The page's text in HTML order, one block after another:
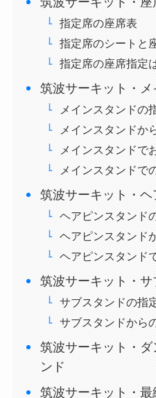
指定席の座席表
指定席のシートと
指定席の座席指定
筑波サーキット・メ
メインスタンドの
メインスタンドか
メインスタンドで
メインスタンドで
筑波サーキット・
ヘアピンスタンド
ヘアピンスタンド
ヘアピンスタンド
筑波サーキット・サ
サブスタンドの指
サブスタンドから
筑波サーキット・
ンド
筑波サーキット・